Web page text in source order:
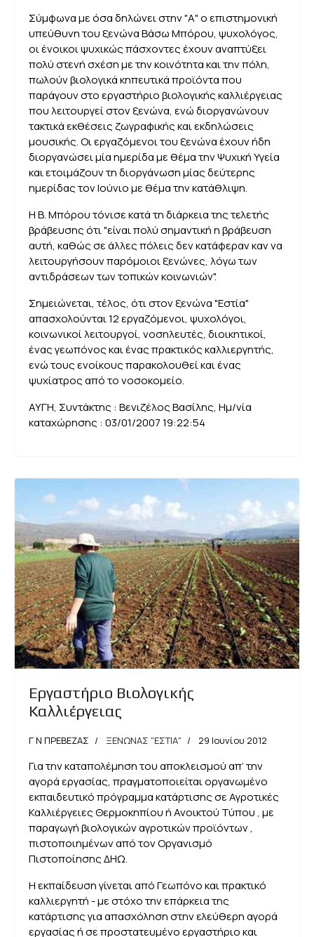
Σύμφωνα με όσα δηλώνει στην "Α" ο επιστημονική
υπεύθυνη του ξενώνα Βάσω Μπόρου, ψυχολόγος,
οι ένοικοι ψυχικώς πάσχοντες έχουν αναπτύξει
πολύ στενή σχέση με την κοινότητα και την πόλη,
πωλούν βιολογικά κηπευτικά προϊόντα που
παράγουν στο εργαστήριο βιολογικής καλλιέργειας
που λειτουργεί στον ξενώνα, ενώ διοργανώνουν
τακτικά εκθέσεις ζωγραφικής και εκδηλώσεις
μουσικής. Οι εργαζόμενοι του ξενώνα έχουν ήδη
διοργανώσει μία ημερίδα με θέμα την Ψυχική Υγεία
και ετοιμάζουν τη διοργάνωση μίας δεύτερης
ημερίδας τον Ιούνιο με θέμα την κατάθλιψη.
Η Β. Μπόρου τόνισε κατά τη διάρκεια της τελετής
βράβευσης ότι "είναι πολύ σημαντική η βράβευση
αυτή, καθώς σε άλλες πόλεις δεν κατάφεραν καν να
λειτουργήσουν παρόμοιοι ξενώνες, λόγω των
αντιδράσεων των τοπικών κοινωνιών".
Σημειώνεται, τέλος, ότι στον ξενώνα "Εστία"
απασχολούνται 12 εργαζόμενοι, ψυχολόγοι,
κοινωνικοί λειτουργοί, νοσηλευτές, διοικητικοί,
ένας γεωπόνος και ένας πρακτικός καλλιεργητής,
ενώ τους ενοίκους παρακολουθεί και ένας
ψυχίατρος από το νοσοκομείο.
ΑΥΓΗ, Συντάκτης : Βενιζέλος Βασίλης, Ημ/νία
καταχώρησης : 03/01/2007 19:22:54
Εργαστήριο Βιολογικής
Καλλιέργειας
Γ Ν ΠΡΕΒΕΖΑΣ ΞΕΝΩΝΑΣ "ΕΣΤΙΑ" 29 Ιουνίου 2012
Για την καταπολέμηση του αποκλεισμού απ’ την
αγορά εργασίας, πραγματοποιείται οργανωμένο
εκπαιδευτικό πρόγραμμα κατάρτισης σε Αγροτικές
Καλλιέργειες Θερμοκηπίου ή Ανοικτού Τύπου , με
παραγωγή βιολογικών αγροτικών προϊόντων ,
πιστοποιημένων από τον Οργανισμό
Πιστοποίησης ΔΗΩ.
Η εκπαίδευση γίνεται από Γεωπόνο και πρακτικό
καλλιεργητή - με στόχο την επάρκεια της
κατάρτισης για απασχόληση στην ελεύθερη αγορά
εργασίας ή σε προστατευμένο εργαστήριο και